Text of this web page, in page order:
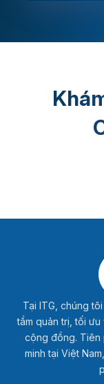
Phần mềm
Tại ITG, chúng
tầm quản trị, tối
cộng đồng. Tiên
minh tại Việt